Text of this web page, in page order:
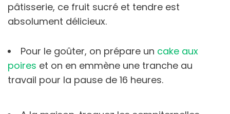
pâtisserie, ce fruit sucré et tendre est
absolument délicieux.
Pour le goûter, on prépare un cake aux
poires et on en emmène une tranche au
travail pour la pause de 16 heures.